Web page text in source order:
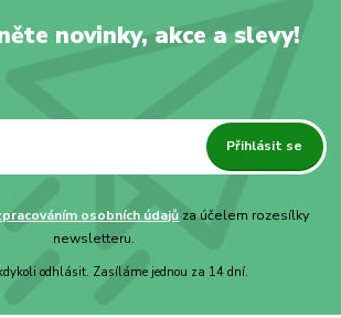
novinky, akce a slevy!
Přihlásit se
osobních údajů za účelem rozesílky
newsletteru.
odhlásit. Zasíláme jednou za 14 dní.